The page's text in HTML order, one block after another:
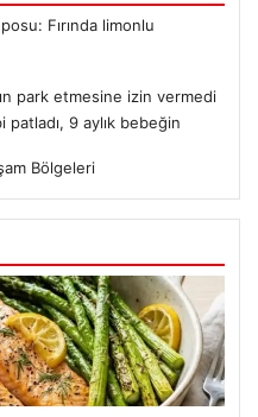
Fırında limonlu
park etmesine izin vermedi
9 aylık bebeğin
Bölgeleri